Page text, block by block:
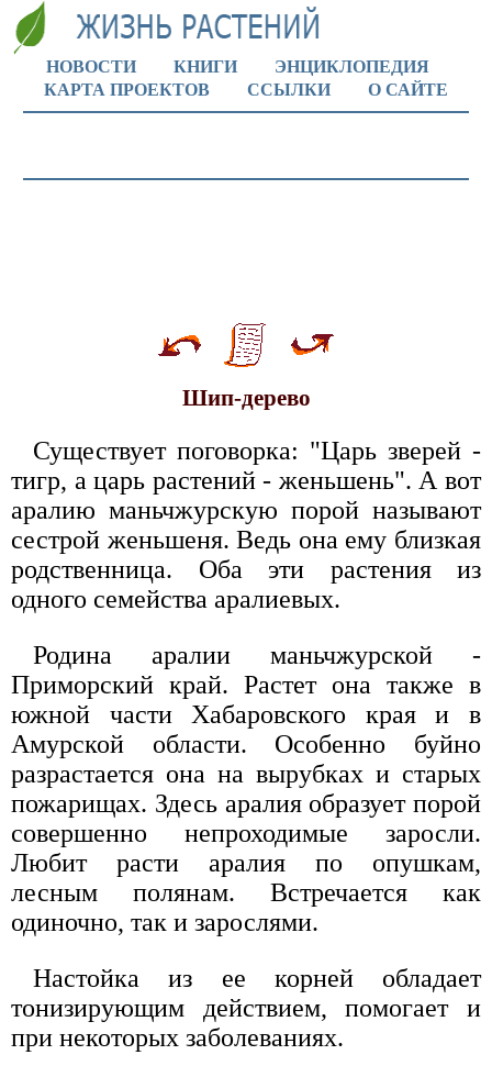
НОВОСТИ КНИГИ
ЭНЦИКЛОПЕДИЯ
КАРТА ПРОЕКТОВ
ССЫЛКИ О САЙТЕ
Шип-дерево
Существует поговорка: "Царь зверей -
тигр, а царь растений - женьшень". А вот
аралию маньчжурскую порой называют
сестрой женьшеня. Ведь она ему близкая
родственница. Оба эти растения из
одного семейства аралиевых.
Родина аралии маньчжурской -
Приморский край. Растет она также в
южной части Хабаровского края и в
Амурской области. Особенно буйно
разрастается она на вырубках и старых
пожарищах. Здесь аралия образует порой
совершенно непроходимые заросли.
Любит расти аралия по опушкам,
лесным полянам. Встречается как
одиночно, так и зарослями.
Настойка из ее корней обладает
тонизирующим действием, помогает и
при некоторых заболеваниях.